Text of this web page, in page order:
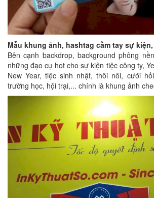
Mẫu khung ảnh, hashtag cầm tay sự
Bên cạnh backdrop, background phông
những đạo cụ hot cho sự kiện tiệc công ty,
New Year, tiệc sinh nhật, thôi nôi, cưới
trường học, hội trại,... chính là khung ảnh